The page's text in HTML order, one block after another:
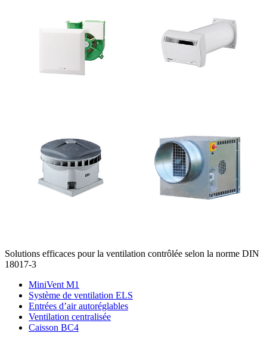
Solutions efficaces pour la ventilation contrôlée selon la norme DIN
18017-3
MiniVent M1
Système de ventilation ELS
Entrées d’air autoréglables
Ventilation centralisée
Caisson BC4